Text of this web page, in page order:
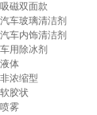
吸磁双面款
汽车玻璃清洁剂
汽车内饰清洁剂
车用除冰剂
液体
非浓缩型
软胶状
喷雾